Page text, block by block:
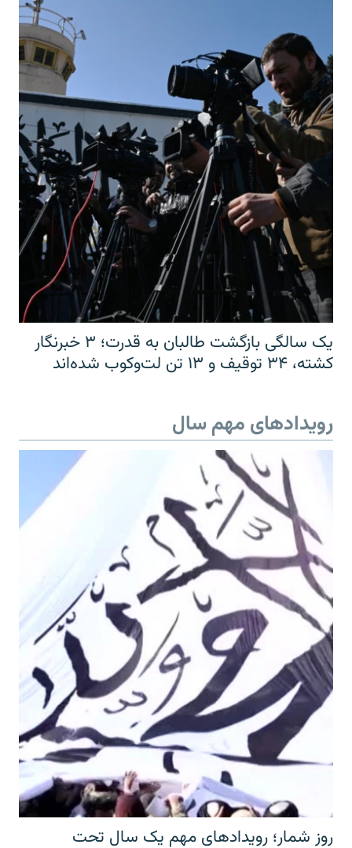
یک سالگی بازگشت طالبان به قدرت؛ ۳ خبرنگار
کشته، ۳۴ توقیف و ۱۳ تن لت‌وکوب شده‌اند
رویدادهای مهم سال
روز شمار؛ رویدادهای مهم یک سال تحت